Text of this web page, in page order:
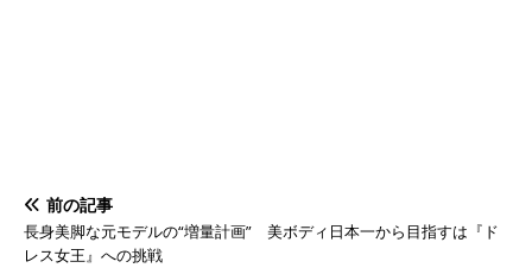
前の記事
長身美脚な元モデルの“増量計画” 美ボディ日本一から目指すは『ド
レス女王』への挑戦